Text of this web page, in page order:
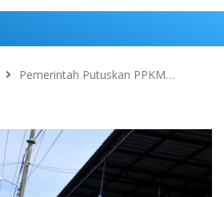
Pemerintah Putuskan PPKM…